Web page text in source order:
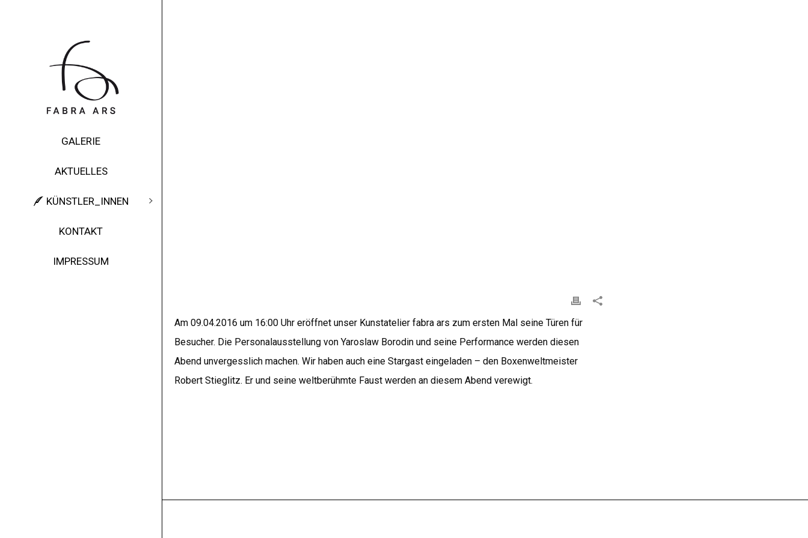
GALERIE
AKTUELLES
KÜNSTLER_INNEN
KONTAKT
IMPRESSUM
Am 09.04.2016 um 16:00 Uhr eröffnet unser Kunstatelier fabra ars zum ersten Mal seine Türen für
Besucher. Die Personalausstellung von Yaroslaw Borodin und seine Performance werden diesen
Abend unvergesslich machen. Wir haben auch eine Stargast eingeladen – den Boxenweltmeister
Robert Stieglitz. Er und seine weltberühmte Faust werden an diesem Abend verewigt.